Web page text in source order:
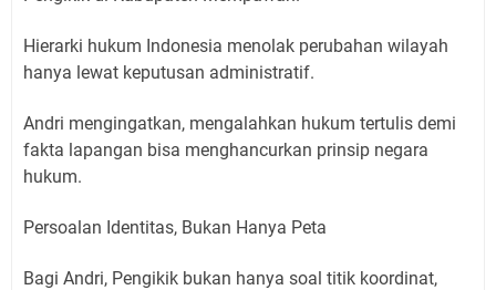
Hierarki hukum Indonesia menolak perubahan wilayah
hanya lewat keputusan administratif.
Andri mengingatkan, mengalahkan hukum tertulis demi
fakta lapangan bisa menghancurkan prinsip negara
hukum.
Persoalan Identitas, Bukan Hanya Peta
Bagi Andri, Pengikik bukan hanya soal titik koordinat,